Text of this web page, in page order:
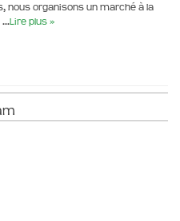
nous organisons un marché à la
…Lire plus »